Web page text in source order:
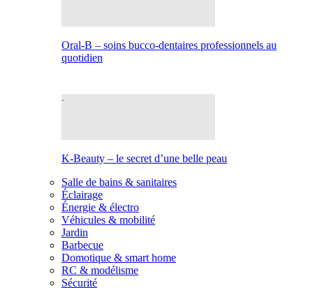
Oral-B – soins bucco-dentaires professionnels au
quotidien
K-Beauty – le secret d’une belle peau
Salle de bains & sanitaires
Éclairage
Énergie & électro
Véhicules & mobilité
Jardin
Barbecue
Domotique & smart home
RC & modélisme
Sécurité